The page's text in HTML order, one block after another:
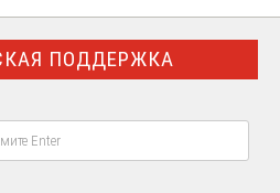
ПОДДЕРЖКА